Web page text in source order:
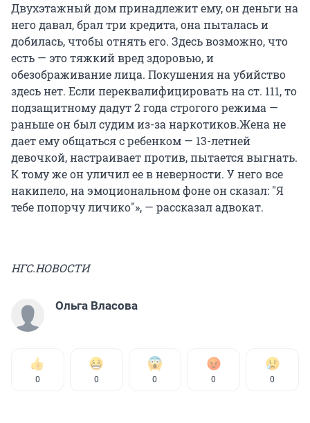
Двухэтажный дом принадлежит ему, он деньги на
него давал, брал три кредита, она пыталась и
добилась, чтобы отнять его. Здесь возможно, что
есть — это тяжкий вред здоровью, и
обезображивание лица. Покушения на убийство
здесь нет. Если переквалифицировать на ст. 111, то
подзащитному дадут 2 года строгого режима —
раньше он был судим из-за наркотиков.Жена не
дает ему общаться с ребенком — 13-летней
девочкой, настраивает против, пытается выгнать.
К тому же он уличил ее в неверности. У него все
накипело, на эмоциональном фоне он сказал: "Я
тебе попорчу личико"», — рассказал адвокат.
НГС.НОВОСТИ
Ольга Власова
0 0 0 0 0